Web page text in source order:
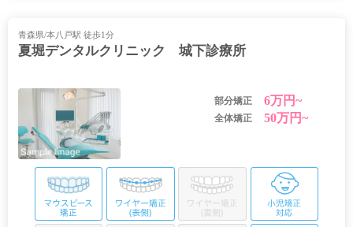
青森県/本八戸駅 徒歩1分
夏堀デンタルクリニック 城下診療所
部分矯正 6万円~
全体矯正 50万円~